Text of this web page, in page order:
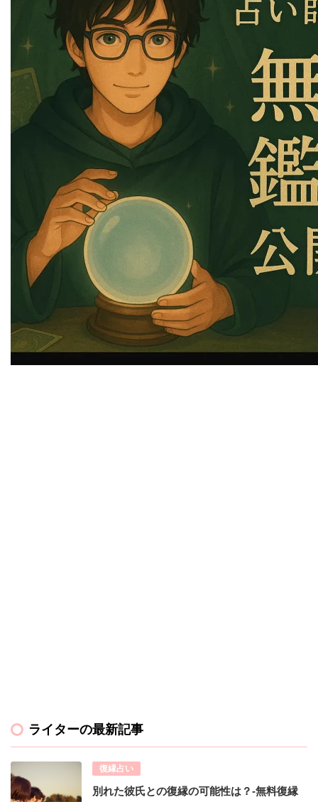
ライターの最新記事
復縁占い
別れた彼氏との復縁の可能性は？-無料復縁